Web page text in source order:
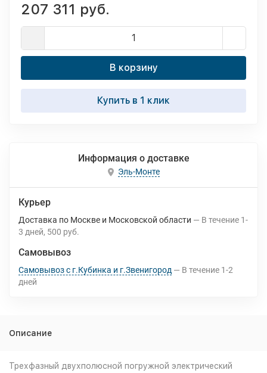
207 311 руб.
В корзину
Купить в 1 клик
Информация о доставке
Эль-Монте
Курьер
Доставка по Москве и Московской области В течение 1-
3 дней 500 руб.
Самовывоз
Самовывоз с г.Кубинка и г.Звенигород В течение 1-2
дней
Описание
Трехфазный двухполюсной погружной электрический